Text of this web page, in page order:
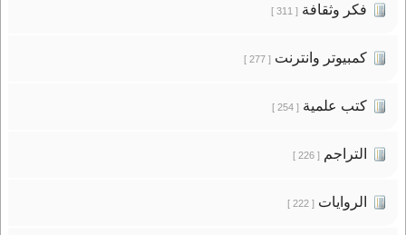
فكر وثقافة[ 311 ]
كمبيوتر وانترنت[ 277 ]
كتب علمية[ 254 ]
التراجم[ 226 ]
الروايات[ 222 ]